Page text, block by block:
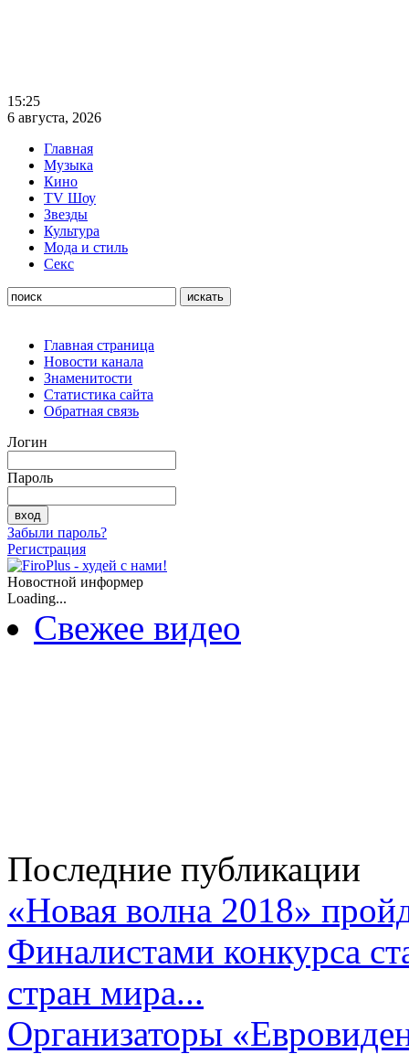
15:25
6 августа, 2026
Главная
Музыка
Кино
TV Шоу
Звезды
Культура
Мода и стиль
Секс
Главная страница
Новости канала
Знаменитости
Статистика сайта
Обратная связь
Логин
Пароль
Забыли пароль?
Регистрация
Новостной информер
Loading...
Свежее видео
Последние публикации
«Новая волна 2018»
Финалистами конкурса
стран мира...
Организаторы